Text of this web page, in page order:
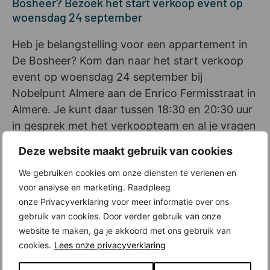
Deze website maakt gebruik van cookies
We gebruiken cookies om onze diensten te verlenen en
voor analyse en marketing. Raadpleeg
onze Privacyverklaring voor meer informatie over ons
gebruik van cookies. Door verder gebruik van onze
website te maken, ga je akkoord met ons gebruik van
cookies. Lees onze privacyverklaring
woensdag 24 september
Heb je belangstelling voor een appartement in
De Bosheer? Kom dan naar het start verkoop
event op woensdag 24 september bij
Nobelpunt Almere aan de Enrico Fermisstraat in
Almere. Je kunt daar tussen 18:30 en 20:30 uur
in gesprek met het verkoopteam en al je vragen
uiteindelijke inschrijving verloopt online, via de
projectsite.
Meer weten of op de hoogte blijven?
Wil je op de hoogte blijven? Meld je dan aan als
belangstellende via deprojectsite
je vanzelf het laatste nieuws. Voor vragen over